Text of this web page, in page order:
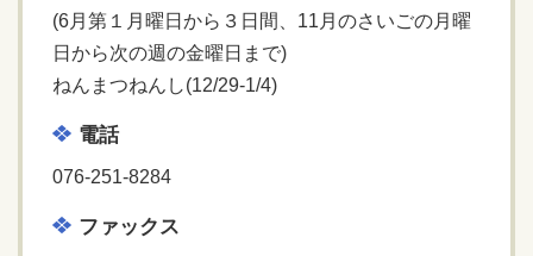
(6月第１月曜日から３日間、11月のさいごの月曜
日から次の週の金曜日まで)
ねんまつねんし(12/29-1/4)
電話
076-251-8284
ファックス